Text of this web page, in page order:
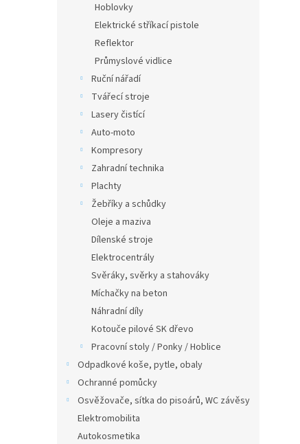
Hoblovky
Elektrické stříkací pistole
Reflektor
Průmyslové vidlice
Ruční nářadí
Tvářecí stroje
Lasery čistící
Auto-moto
Kompresory
Zahradní technika
Plachty
Žebříky a schůdky
Oleje a maziva
Dílenské stroje
Elektrocentrály
Svěráky, svěrky a stahováky
Míchačky na beton
Náhradní díly
Kotouče pilové SK dřevo
Pracovní stoly / Ponky / Hoblice
Odpadkové koše, pytle, obaly
Ochranné pomůcky
Osvěžovače, sítka do pisoárů, WC závěsy
Elektromobilita
Autokosmetika